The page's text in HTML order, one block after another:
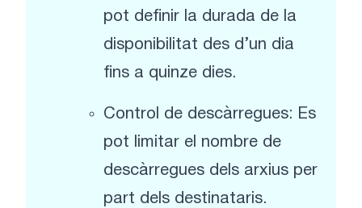
pot definir la durada de la
disponibilitat des d’un dia
fins a quinze dies.
Control de descàrregues: Es
pot limitar el nombre de
descàrregues dels arxius per
part dels destinataris.